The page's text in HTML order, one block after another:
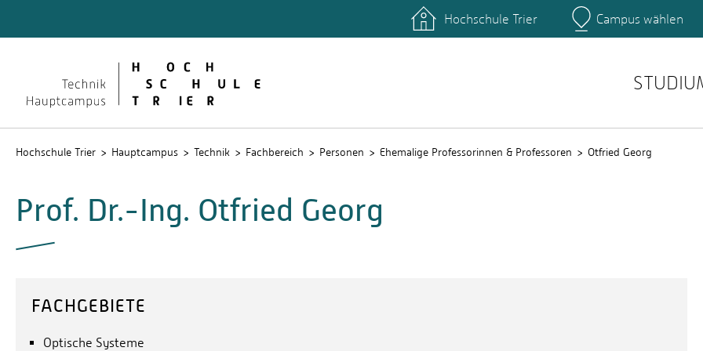
Rechenzentrum
Hochschule Trier Campus wählen
Hochschule Trier Hauptcampus Technik Fachbereich Personen Ehemalige Professorinnen & Professoren Otfried Georg
Prof. Dr.-Ing. Otfried Georg
FACHGEBIETE
Optische Systeme